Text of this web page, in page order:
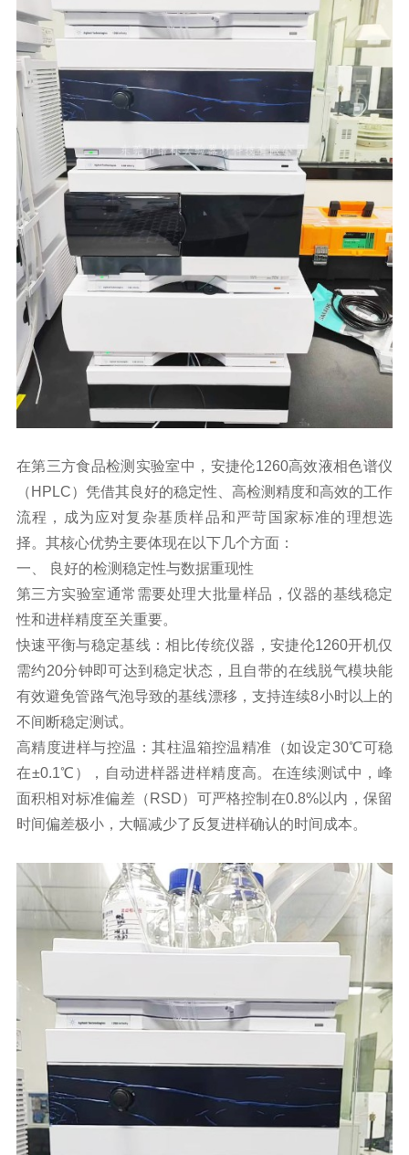
在第三方食品检测实验室中，安捷伦1260高效液相色谱仪
（HPLC）凭借其良好的稳定性、高检测精度和高效的工作
流程，成为应对复杂基质样品和严苛国家标准的理想选
择。其核心优势主要体现在以下几个方面：
一、 良好的检测稳定性与数据重现性
第三方实验室通常需要处理大批量样品，仪器的基线稳定
性和进样精度至关重要。
快速平衡与稳定基线：相比传统仪器，安捷伦1260开机仅
需约20分钟即可达到稳定状态，且自带的在线脱气模块能
有效避免管路气泡导致的基线漂移，支持连续8小时以上的
不间断稳定测试。
高精度进样与控温：其柱温箱控温精准（如设定30℃可稳
在±0.1℃），自动进样器进样精度高。在连续测试中，峰
面积相对标准偏差（RSD）可严格控制在0.8%以内，保留
时间偏差极小，大幅减少了反复进样确认的时间成本。